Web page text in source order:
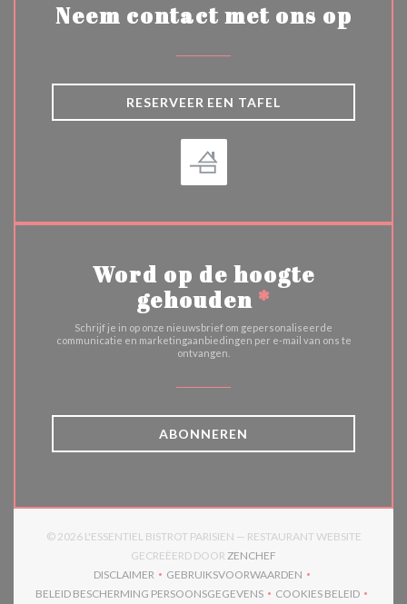
Neem contact met ons op
RESERVEER EEN TAFEL
Word op de hoogte
gehouden *
Schrijf je in op onze nieuwsbrief om gepersonaliseerde
communicatie en marketingaanbiedingen per e-mail van ons te
ontvangen.
ABONNEREN
© 2026 L'ESSENTIEL BISTROT PARISIEN — RESTAURANT WEBSITE
GECREËERD DOOR ZENCHEF
DISCLAIMER
((OPENT IN EEN NIEUW VENSTER))
GEBRUIKSVOORWAARDEN
((OPENT IN EEN NIEUW
BELEID BESCHERMING PERSOONSGEGEVENS
COOKIES BELEID